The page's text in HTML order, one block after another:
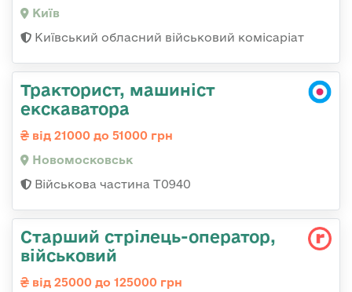
Київ
Київський обласний військовий комісаріат
Тракторист, машиніст
екскаватора
від 21000 до 51000 грн
Новомосковськ
Військова частина Т0940
Стаpший стpілець-опеpатоp,
військовий
від 25000 до 125000 грн